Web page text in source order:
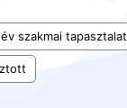
szakmai tapasztalat